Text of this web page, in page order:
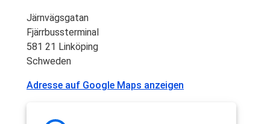
Järnvägsgatan
Fjärrbussterminal
581 21 Linköping
Schweden
Adresse auf Google Maps anzeigen